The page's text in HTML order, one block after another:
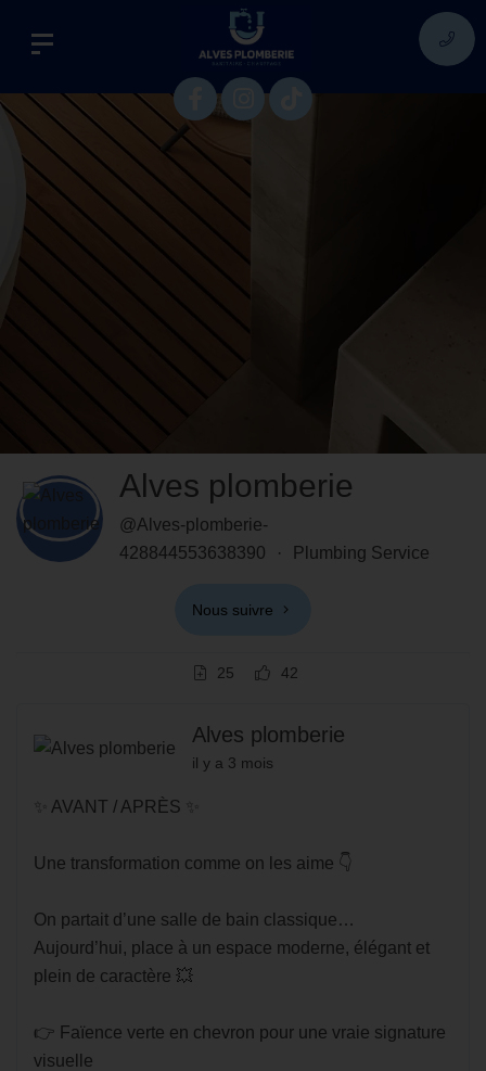
Alves plomberie
@Alves-plomberie-
428844553638390
· Plumbing Service
Nous suivre
25 42
Alves plomberie
il y a 3 mois
✨ AVANT / APRÈS ✨
Une transformation comme on les aime 👇
On partait d’une salle de bain classique…
Aujourd’hui, place à un espace moderne, élégant et
plein de caractère 💥
👉 Faïence verte en chevron pour une vraie signature
visuelle